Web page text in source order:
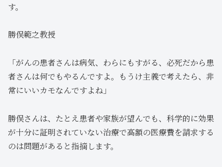
す。
勝俣範之教授
「がんの患者さんは病気、わらにもすがる、必死だから患
者さんは何でもやるんですよ。もうけ主義で考えたら、非
常にいいカモなんですよね」
勝俣さんは、たとえ患者や家族が望んでも、科学的に効果
が十分に証明されていない治療で高額の医療費を請求する
のは問題があると指摘します。